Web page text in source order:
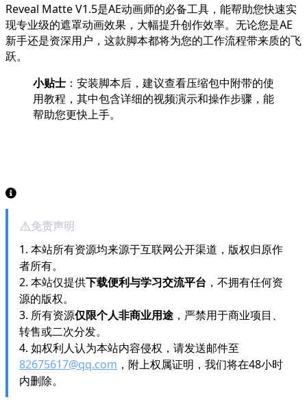
Reveal Matte V1.5是AE动画师的必备工具，能帮助您快速实
现专业级的遮罩动画效果，大幅提升创作效率。无论您是AE
新手还是资深用户，这款脚本都将为您的工作流程带来质的飞
跃。
小贴士 ：安装脚本后，建议查看压缩包中附带的使
用教程，其中包含详细的视频演示和操作步骤，能
帮助您更快上手。
⚠️免责声明
1. 本站所有资源均来源于互联网公开渠道，版权归原作
者所有。
2. 本站仅提供下载便利与学习交流平台 ，不拥有任何资
源的版权。
3. 所有资源仅限个人非商业用途 ，严禁用于商业项目、
转售或二次分发。
4. 如权利人认为本站内容侵权，请发送邮件至
82675617@qq.com ，附上权属证明，我们将在48小时
内删除。